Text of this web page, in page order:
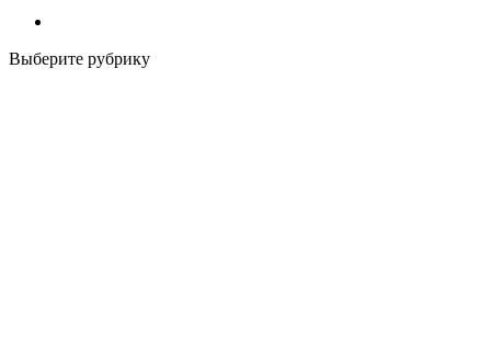
Выберите рубрику